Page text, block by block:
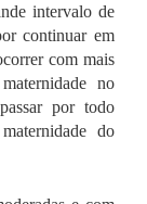
intervalo de
continuar em
com mais
no
por todo
do